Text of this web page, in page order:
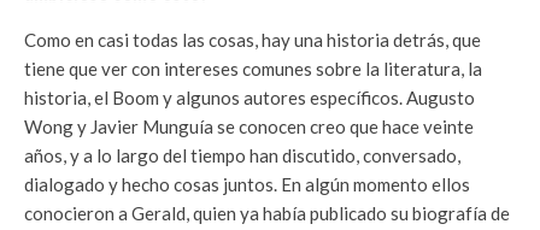
Como en casi todas las cosas, hay una historia detrás, que
tiene que ver con intereses comunes sobre la literatura, la
historia, el Boom y algunos autores específicos. Augusto
Wong y Javier Munguía se conocen creo que hace veinte
años, y a lo largo del tiempo han discutido, conversado,
dialogado y hecho cosas juntos. En algún momento ellos
conocieron a Gerald, quien ya había publicado su biografía de